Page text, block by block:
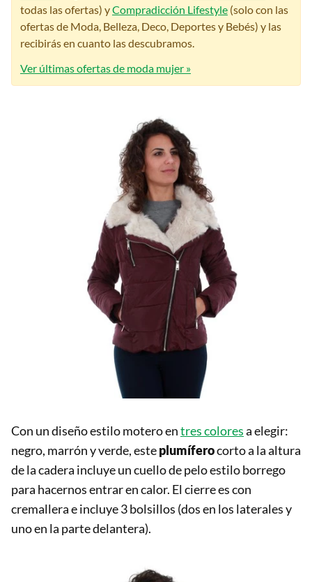
todas las ofertas) yCompradicción Lifestyle (solo con las
ofertas de Moda, Belleza, Deco, Deportes y Bebés) y las
recibirás en cuanto las descubramos.
Ver últimas ofertas de moda mujer »
Con un diseño estilo motero entres coloresa elegir:
negro, marrón y verde, esteplumíferocorto a la altura
de la cadera incluye un cuello de pelo estilo borrego
para hacernos entrar en calor. El cierre es con
cremallera e incluye 3 bolsillos (dos en los laterales y
uno en la parte delantera).